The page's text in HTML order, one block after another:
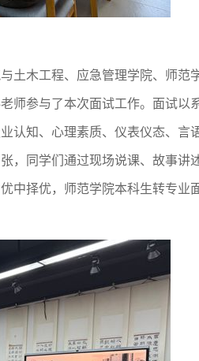
土木工程、应急管理学院、师范
师参与了本次面试工作。面试以
认知、心理素质、仪表仪态、言
，同学们通过现场说课、故事讲
中择优，师范学院本科生转专业